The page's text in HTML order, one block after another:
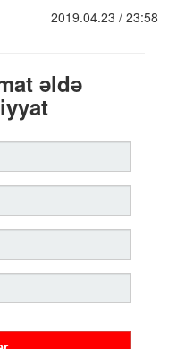
2019.04.23 / 23:58
əldə